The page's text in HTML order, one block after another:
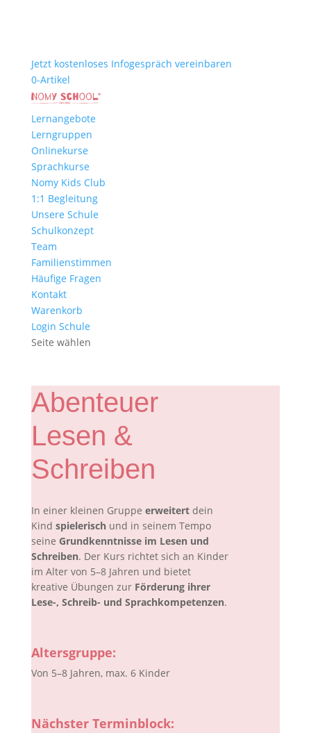
Jetzt kostenloses Infogespräch vereinbaren
0-Artikel
Lernangebote
Lerngruppen
Onlinekurse
Sprachkurse
Nomy Kids Club
1:1 Begleitung
Unsere Schule
Schulkonzept
Team
Familienstimmen
Häufige Fragen
Kontakt
Warenkorb
Login Schule
Seite wählen
Abenteuer
Lesen &
Schreiben
In einer kleinen Gruppe erweitertdein
Kind spielerisch und in seinem Tempo
seine Grundkenntnisse im Lesen und
Schreiben. Der Kurs richtet sich an Kinder
im Alter von 5–8 Jahren und bietet
kreative Übungen zur Förderung ihrer
Lese-, Schreib- und Sprachkompetenzen.
Altersgruppe:
Von 5–8 Jahren, max. 6 Kinder
Nächster Terminblock: